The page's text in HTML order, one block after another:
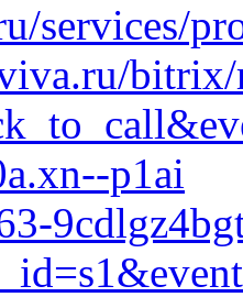
services/
bitrix/
p1ai